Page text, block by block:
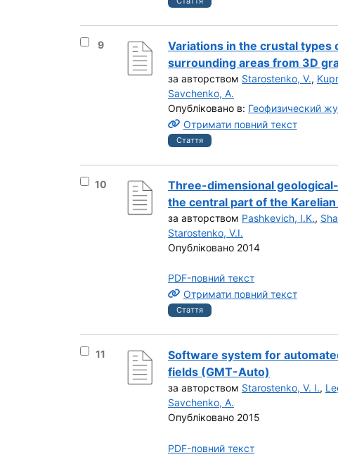
Вибрати результат під номером 9
9
Variations in the crustal types
surrounding areas from 3D
за авторством Starostenko, V.,
Savchenko, A.
Опубліковано в: Геофизический
Отримати повний текст
Стаття
Вибрати результат під номером 10
10
Three-dimensional
the central part of the
за авторством Pashkevich, I.K.,
Starostenko, V.I.
Опубліковано 2014
PDF-повний текст
Отримати повний текст
Стаття
Вибрати результат під номером 11
11
Software system for
fields (GMT-Auto)
за авторством Starostenko, V. I.,
Savchenko, A.
Опубліковано 2015
PDF-повний текст